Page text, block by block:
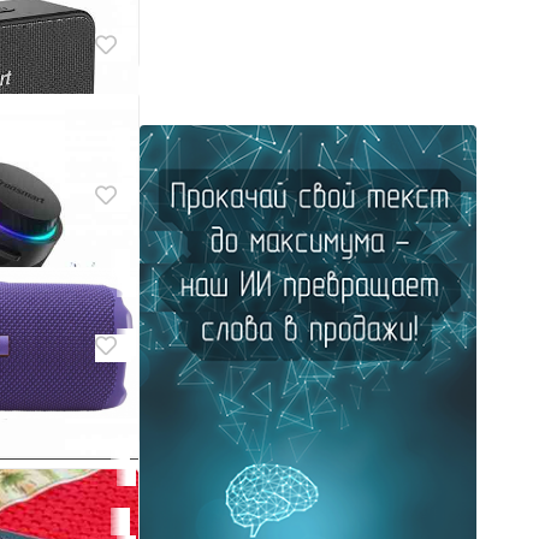
Tronsmart
Tronsmart
Маяк М27.